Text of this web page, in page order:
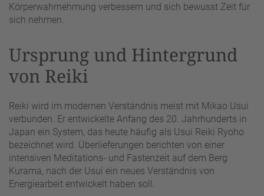
Körperwahrnehmung verbessern und sich bewusst Zeit für
sich nehmen.
Ursprung und Hintergrund
von Reiki
Reiki wird im modernen Verständnis meist mit Mikao Usui
verbunden. Er entwickelte Anfang des 20. Jahrhunderts in
Japan ein System, das heute häufig als Usui Reiki Ryoho
bezeichnet wird. Überlieferungen berichten von einer
intensiven Meditations- und Fastenzeit auf dem Berg
Kurama, nach der Usui ein neues Verständnis von
Energiearbeit entwickelt haben soll.